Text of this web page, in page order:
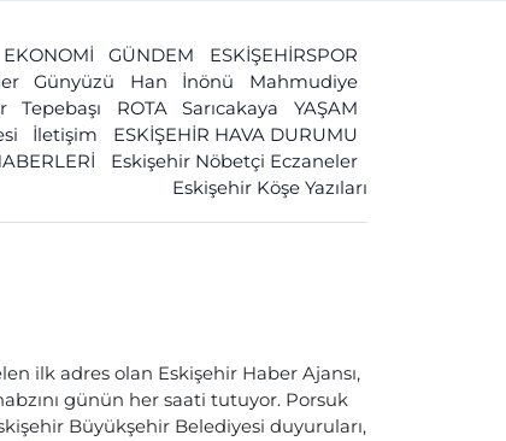
EKONOMİ GÜNDEM
ESKİŞEHİRSPOR
Günyüzü Han İnönü
Mahmudiye
Tepebaşı ROTA Sarıcakaya
YAŞAM
İletişim
ESKİŞEHİR HAVA DURUMU
Eskişehir Nöbetçi Eczaneler
Eskişehir Köşe Yazıları
ilk adres olan Eskişehir Haber Ajansı,
günün her saati tutuyor. Porsuk
Büyükşehir Belediyesi duyuruları,